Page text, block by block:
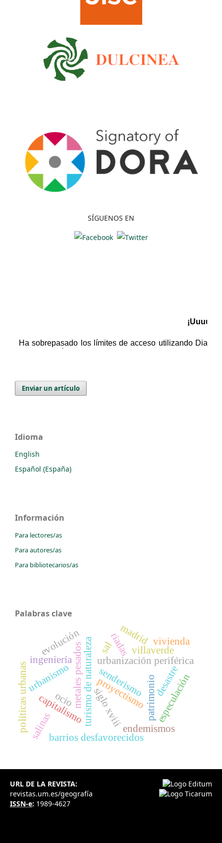
SÍGUENOS EN
Enviar un artículo
Idioma
English
Español (España)
Información
Para lectores/as
Para autores/as
Para bibliotecarios/as
Palabras clave
urbanización periférica
patrimonio
turismo de naturaleza
metales pesados
ingeniería
proyectismo desastre
riadas
siglo xviii
senderismo
endemismos
capitalismo especulación
villaverde
madrid
urbanismo
barrios desfavorecidos
vivienda
ocio
políticas urbanas
evolución
salinas
sal
URL DE LA REVISTA:
revistas.um.es/geografía
ISSN-e: 1989-4627